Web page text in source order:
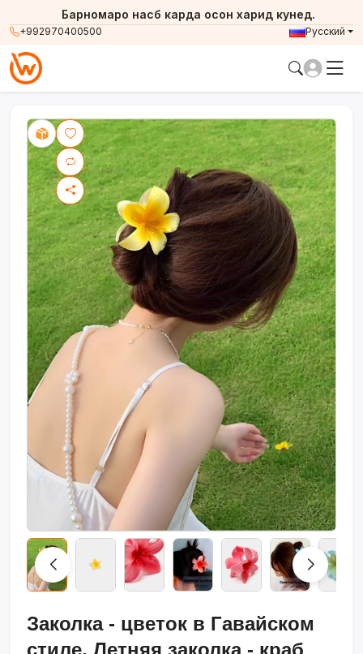
+992970400500
Барномаро насб карда осон харид кунед.
Русский
Заколка - цветок в Гавайском
стиле, Летняя заколка - краб